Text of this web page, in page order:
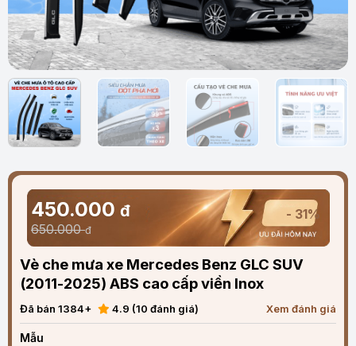
450.000 đ
650.000đ
- 31%
Vè che mưa xe Mercedes Benz GLC SUV
(2011-2025) ABS cao cấp viền Inox
Đã bán 1384+ 4.9 (10 đánh giá) Xem đánh giá
Mẫu